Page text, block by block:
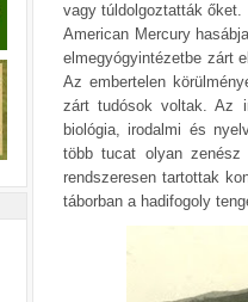
vagy túldolgoztatták
American Mercury
elmegyógyintézetbe zárt
Az embertelen
zárt tudósok voltak. Az
biológia, irodalmi és
több tucat olyan zenész
rendszeresen tartottak
táborban a hadifogoly